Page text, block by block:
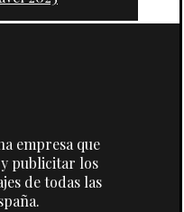
empresa que
publicitar los
de todas las